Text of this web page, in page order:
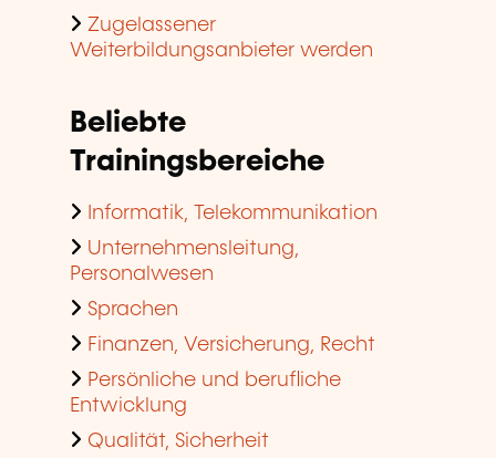
Zugelassener
Weiterbildungsanbieter werden
Beliebte
Trainingsbereiche
Informatik, Telekommunikation
Unternehmensleitung,
Personalwesen
Sprachen
Finanzen, Versicherung, Recht
Persönliche und berufliche
Entwicklung
Qualität, Sicherheit